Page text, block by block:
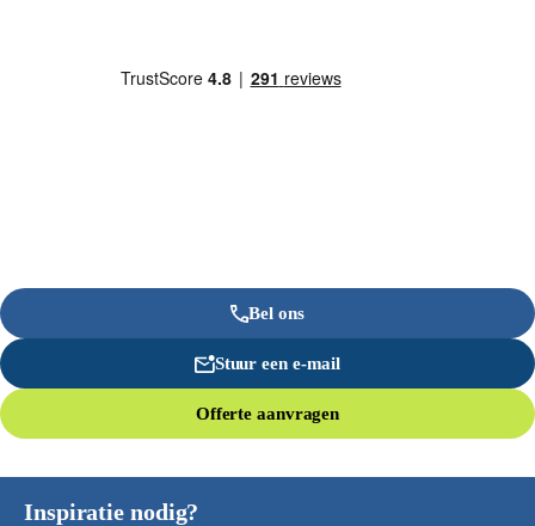
Bel ons
Stuur een e-mail
Offerte aanvragen
Inspiratie nodig?